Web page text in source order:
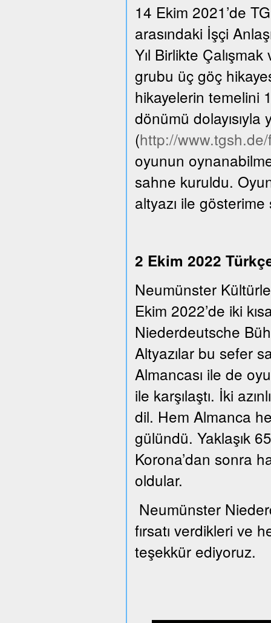
14 Ekim 2021’de
arasındaki İşçi
Yıl Birlikte
grubu üç göç
hikayelerin temelini
dönümü dolayısıyla
(http://
oyunun
sahne kuruldu.
altyazı ile
2 Ekim 2022
Neumünster
Ekim 2022’de iki
Niederdeutsche
Altyazılar bu sefer
Almancası ile de
ile karşılaştı. İki
dil. Hem Almanca
gülündü. Yaklaşık
Korona’dan sonra
oldular.
Neumünster
fırsatı verdikleri ve
teşekkür ediyoruz.